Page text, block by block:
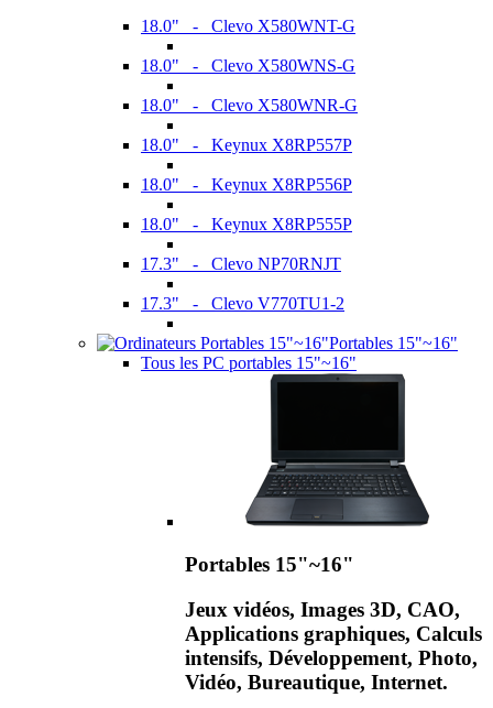
18.0" - Clevo X580WNT-G
18.0" - Clevo X580WNS-G
18.0" - Clevo X580WNR-G
18.0" - Keynux X8RP557P
18.0" - Keynux X8RP556P
18.0" - Keynux X8RP555P
17.3" - Clevo NP70RNJT
17.3" - Clevo V770TU1-2
Portables 15"~16"
Tous les PC portables 15"~16"
Portables 15"~16"
Jeux vidéos, Images 3D, CAO,
Applications graphiques, Calculs
intensifs, Développement, Photo,
Vidéo, Bureautique, Internet.